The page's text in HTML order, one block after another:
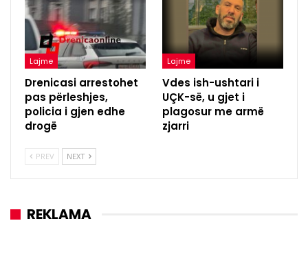
Lajme
Drenicasi arrestohet
pas përleshjes,
policia i gjen edhe
drogë
Lajme
Vdes ish-ushtari i
UÇK-së, u gjet i
plagosur me armë
zjarri
PREV NEXT
REKLAMA